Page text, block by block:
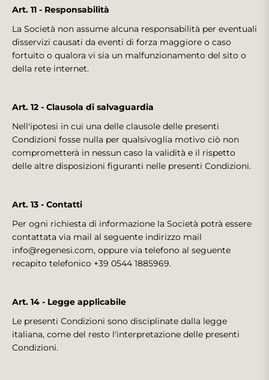
Art. 11 - Responsabilità
La Società non assume alcuna responsabilità per eventuali
disservizi causati da eventi di forza maggiore o caso
fortuito o qualora vi sia un malfunzionamento del sito o
della rete internet.
Art. 12 - Clausola di salvaguardia
Nell'ipotesi in cui una delle clausole delle presenti
Condizioni fosse nulla per qualsivoglia motivo ciò non
comprometterà in nessun caso la validità e il rispetto
delle altre disposizioni figuranti nelle presenti Condizioni.
Art. 13 - Contatti
Per ogni richiesta di informazione la Società potrà essere
contattata via mail al seguente indirizzo mail
info@regenesi.com, oppure via telefono al seguente
recapito telefonico +39 0544 1885969.
Art. 14 - Legge applicabile
Le presenti Condizioni sono disciplinate dalla legge
italiana, come del resto l'interpretazione delle presenti
Condizioni.